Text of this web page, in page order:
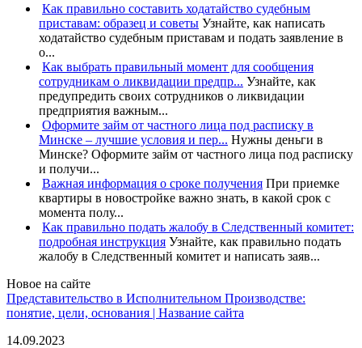
Как правильно составить ходатайство судебным
приставам: образец и советы Узнайте, как написать
ходатайство судебным приставам и подать заявление в
о...
Как выбрать правильный момент для сообщения
сотрудникам о ликвидации предпр... Узнайте, как
предупредить своих сотрудников о ликвидации
предприятия важным...
Оформите займ от частного лица под расписку в
Минске – лучшие условия и пер... Нужны деньги в
Минске? Оформите займ от частного лица под расписку
и получи...
Важная информация о сроке получения При приемке
квартиры в новостройке важно знать, в какой срок с
момента полу...
Как правильно подать жалобу в Следственный комитет:
подробная инструкция Узнайте, как правильно подать
жалобу в Следственный комитет и написать заяв...
Новое на сайте
Представительство в Исполнительном Производстве:
понятие, цели, основания | Название сайта
14.09.2023